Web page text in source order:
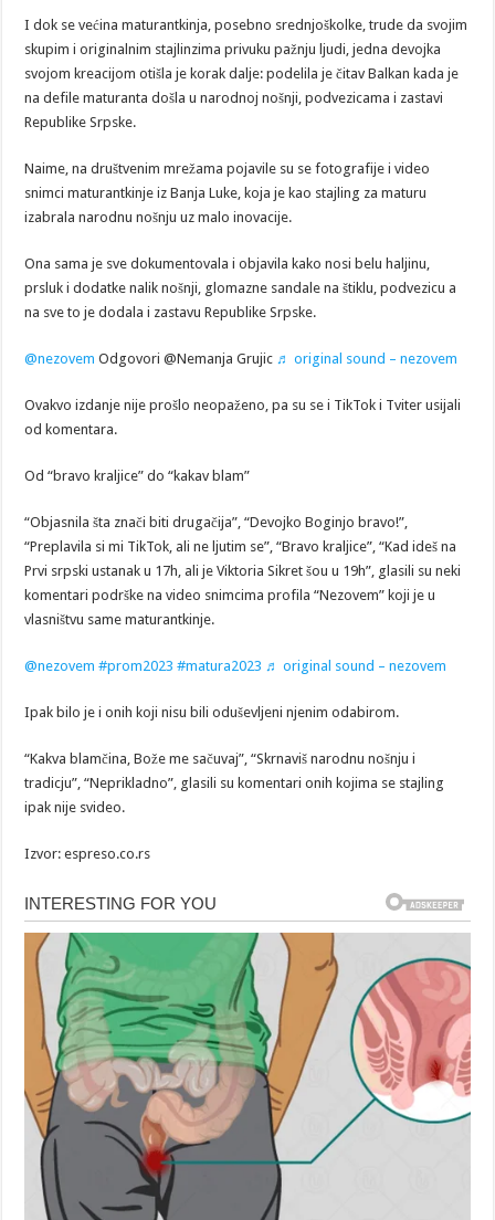
I dok se većina maturantkinja, posebno srednjoškolke, trude da svojim
skupim i originalnim stajlinzima privuku pažnju ljudi, jedna devojka
svojom kreacijom otišla je korak dalje: podelila je čitav Balkan kada je
na defile maturanta došla u narodnoj nošnji, podvezicama i zastavi
Republike Srpske.
Naime, na društvenim mrežama pojavile su se fotografije i video
snimci maturantkinje iz Banja Luke, koja je kao stajling za maturu
izabrala narodnu nošnju uz malo inovacije.
Ona sama je sve dokumentovala i objavila kako nosi belu haljinu,
prsluk i dodatke nalik nošnji, glomazne sandale na štiklu, podvezicu a
na sve to je dodala i zastavu Republike Srpske.
@nezovem Odgovori @Nemanja Grujic ♬ original sound – nezovem
Ovakvo izdanje nije prošlo neopaženo, pa su se i TikTok i Tviter usijali
od komentara.
Od “bravo kraljice” do “kakav blam”
“Objasnila šta znači biti drugačija”, “Devojko Boginjo bravo!”,
“Preplavila si mi TikTok, ali ne ljutim se”, “Bravo kraljice”, “Kad ideš na
Prvi srpski ustanak u 17h, ali je Viktoria Sikret šou u 19h”, glasili su neki
komentari podrške na video snimcima profila “Nezovem” koji je u
vlasništvu same maturantkinje.
@nezovem #prom2023 #matura2023 ♬ original sound – nezovem
Ipak bilo je i onih koji nisu bili oduševljeni njenim odabirom.
“Kakva blamčina, Bože me sačuvaj”, “Skrnaviš narodnu nošnju i
tradicju”, “Neprikladno”, glasili su komentari onih kojima se stajling
ipak nije svideo.
Izvor: espreso.co.rs